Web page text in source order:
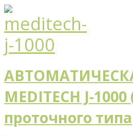
MEDITECH J-
проточного типа